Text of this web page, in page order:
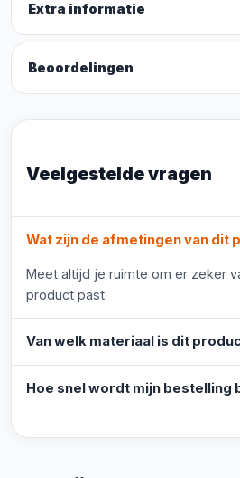
Extra informatie
Beoordelingen
Veelgestelde vragen
Wat zijn de afmetingen van dit
Meet altijd je ruimte om er zeker
product past.
Van welk materiaal is dit
Hoe snel wordt mijn bestelling